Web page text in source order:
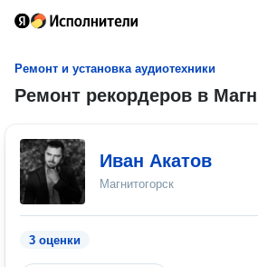
Ремонт и установка аудиотехники
Ремонт рекордеров в
Иван Акатов
Магнитогорск
3 оценки